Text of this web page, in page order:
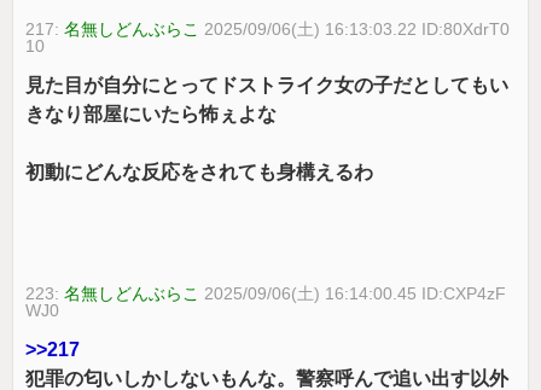
217:名無しどんぶらこ 2025/09/06(土) 16:13:03.22 ID:80XdrT0
10
見た目が自分にとってドストライク女の子だとしてもい
きなり部屋にいたら怖ぇよな
初動にどんな反応をされても身構えるわ
223:名無しどんぶらこ 2025/09/06(土) 16:14:00.45 ID:CXP4zF
WJ0
>>217
犯罪の匂いしかしないもんな。警察呼んで追い出す以外